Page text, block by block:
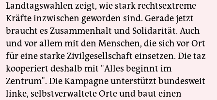
Landtagswahlen zeigt, wie stark rechtsextreme
Kräfte inzwischen geworden sind. Gerade jetzt
braucht es Zusammenhalt und Solidarität. Auch
und vor allem mit den Menschen, die sich vor Ort
für eine starke Zivilgesellschaft einsetzen. Die taz
kooperiert deshalb mit "Alles beginnt im
Zentrum". Die Kampagne unterstützt bundesweit
linke, selbstverwaltete Orte und baut einen